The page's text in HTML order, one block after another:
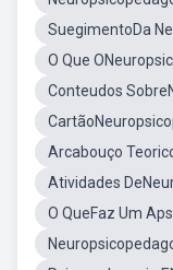
SuegimentoDa
O Que
Conteudos
Arcabouço
Atividades
O QueFaz Um